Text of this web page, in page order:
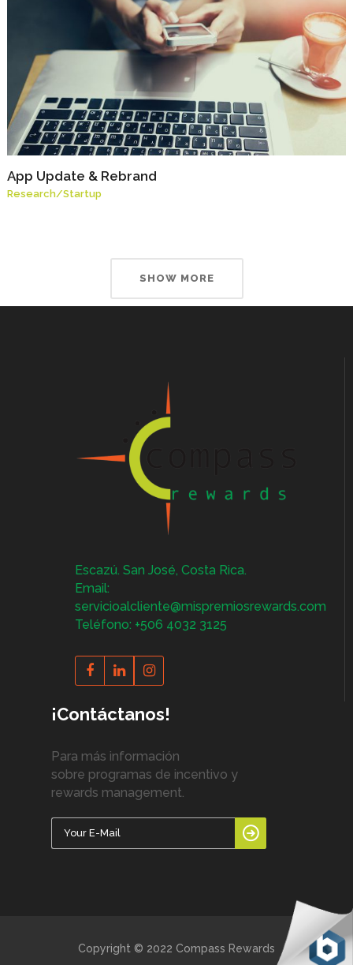
App Update & Rebrand
Research/Startup
SHOW MORE
Escazú. San José, Costa Rica.
Email:
servicioalcliente@mispremiosrewards.com
Teléfono: +506 4032 3125
¡Contáctanos!
Para más información
sobre programas de incentivo y
rewards management.
Copyright © 2022 Compass Rewards